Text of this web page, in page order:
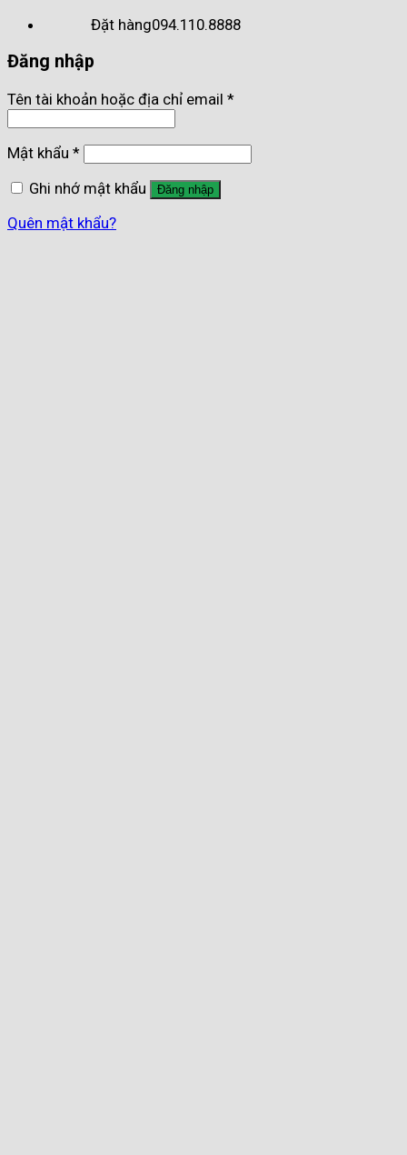
Đặt hàng094.110.8888
Đăng nhập
Tên tài khoản hoặc địa chỉ email *
Mật khẩu *
Ghi nhớ mật khẩu
Đăng nhập
Quên mật khẩu?